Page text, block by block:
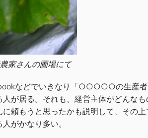
家さんの圃場にて
などでいきなり「○○○○○の生
が居る。それも、経営主体がどんな
頼もうと思ったかも説明して、その
がかなり多い。